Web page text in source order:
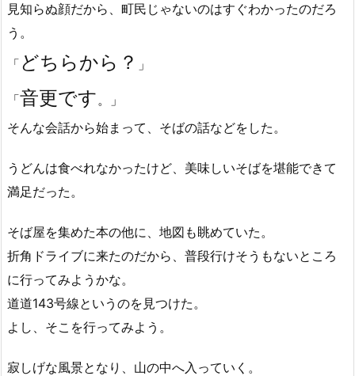
見知らぬ顔だから、町民じゃないのはすぐわかったのだろ
う。
「 どちらから？ 」
「音更です。」
そんな会話から始まって、そばの話などをした。
うどんは食べれなかったけど、美味しいそばを堪能できて
満足だった。
そば屋を集めた本の他に、地図も眺めていた。
折角ドライブに来たのだから、普段行けそうもないところ
に行ってみようかな。
道道143号線というのを見つけた。
よし、そこを行ってみよう。
寂しげな風景となり、山の中へ入っていく。